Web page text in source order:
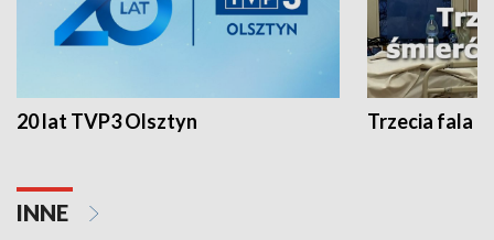
20 lat TVP3 Olsztyn Trzecia fala -
INNE